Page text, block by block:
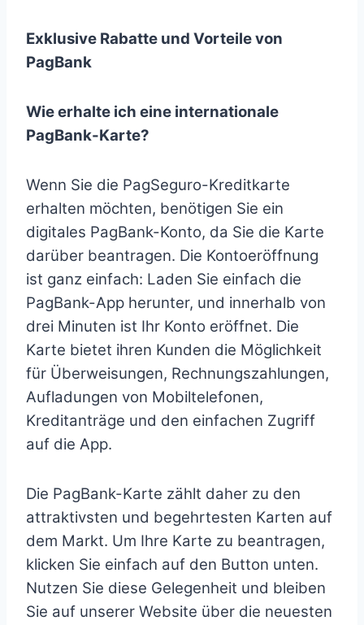
Exklusive Rabatte und Vorteile von
PagBank
Wie erhalte ich eine internationale
PagBank-Karte?
Wenn Sie die PagSeguro-Kreditkarte
erhalten möchten, benötigen Sie ein
digitales PagBank-Konto, da Sie die Karte
darüber beantragen. Die Kontoeröffnung
ist ganz einfach: Laden Sie einfach die
PagBank-App herunter, und innerhalb von
drei Minuten ist Ihr Konto eröffnet. Die
Karte bietet ihren Kunden die Möglichkeit
für Überweisungen, Rechnungszahlungen,
Aufladungen von Mobiltelefonen,
Kreditanträge und den einfachen Zugriff
auf die App.
Die PagBank-Karte zählt daher zu den
attraktivsten und begehrtesten Karten auf
dem Markt. Um Ihre Karte zu beantragen,
klicken Sie einfach auf den Button unten.
Nutzen Sie diese Gelegenheit und bleiben
Sie auf unserer Website über die neuesten